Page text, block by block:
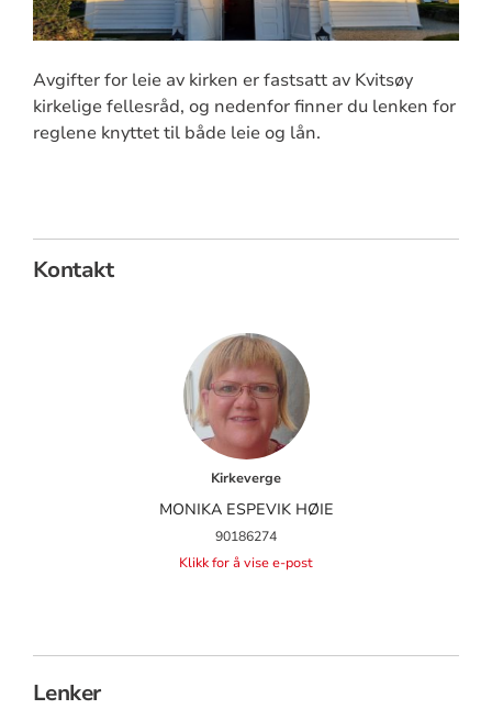
Avgifter for leie av kirken er fastsatt av Kvitsøy
kirkelige fellesråd, og nedenfor finner du lenken for
reglene knyttet til både leie og lån.
Kontakt
Kirkeverge
MONIKA ESPEVIK HØIE
90186274
Klikk for å vise e-post
Lenker